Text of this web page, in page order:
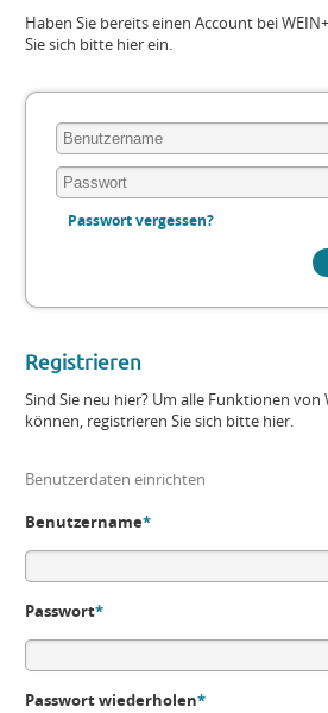
Haben Sie bereits einen Account bei
Sie sich bitte hier ein.
Passwort vergessen?
Registrieren
Sind Sie neu hier? Um alle Funktionen von
können, registrieren Sie sich bitte hier.
Benutzerdaten einrichten
Benutzername*
Passwort*
Passwort wiederholen*